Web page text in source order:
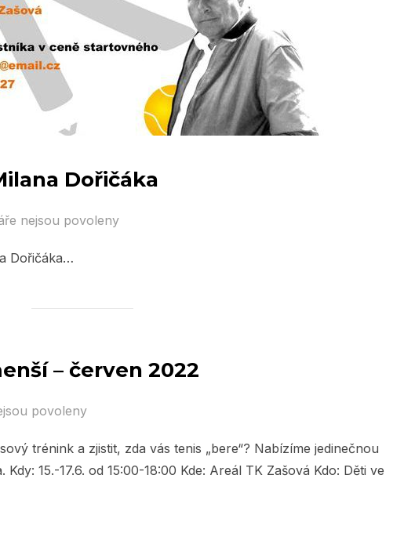
Dořičáka
nejsou povoleny
Dořičáka…
– červen 2022
povoleny
trénink a zjistit, zda vás tenis „bere“? Nabízíme jedinečnou
15.-17.6. od 15:00-18:00 Kde: Areál TK Zašová Kdo: Děti ve